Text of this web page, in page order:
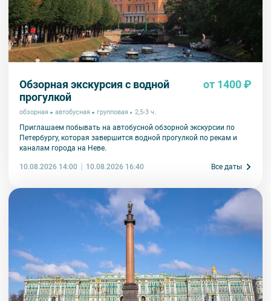
Обзорная экскурсия с водной
прогулкой
от 1400 ₽
обзорная автобусная групповая 2,5-3 ч.
Приглашаем побывать на автобусной обзорной экскурсии по
Петербургу, которая завершится водной прогулкой по рекам и
каналам города на Неве.
10.08.2026 14:00 10.08.2026 16:40 Все даты